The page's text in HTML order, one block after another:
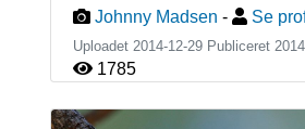
Johnny Madsen - Se
Uploadet 2014-12-29 Publiceret
1785